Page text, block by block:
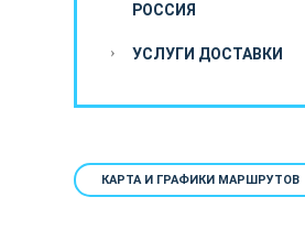
РОССИЯ
УСЛУГИ ДОСТАВКИ
КАРТА И ГРАФИКИ МАРШРУТОВ